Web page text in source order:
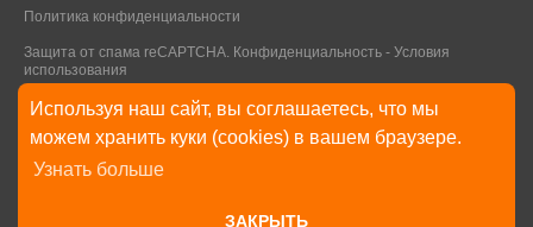
Используя наш сайт, вы соглашаетесь, что мы
можем хранить куки (cookies) в вашем браузере.
Узнать больше
ЗАКРЫТЬ
Политика конфиденциальности
Защита от спама reCAPTCHA. Конфиденциальность - Условия
использования
* Указанные на Сайте цены, комплектации, описания и технические
характеристики могут быть изменены в любое время без уведомления
пользователей Сайта. Внешний вид товаров и упаковки может